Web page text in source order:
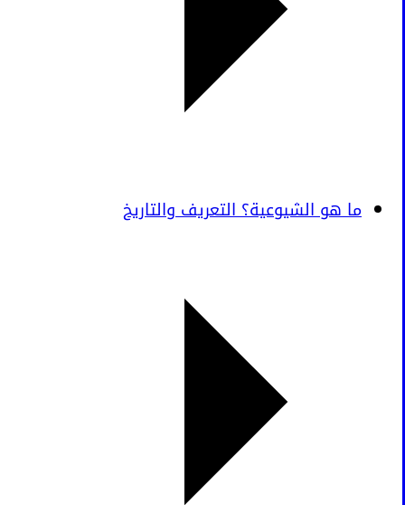
ما هو الشيوعية؟ التعريف والتاريخ